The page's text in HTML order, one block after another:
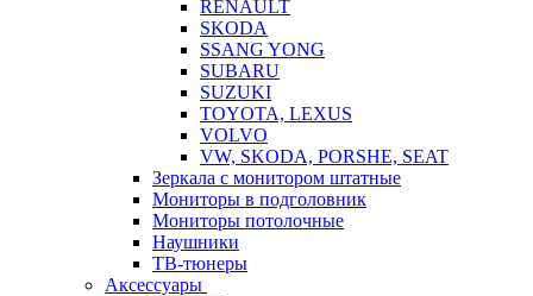
RENAULT
SKODA
SSANG YONG
SUBARU
SUZUKI
TOYOTA, LEXUS
VOLVO
VW, SKODA, PORSHE, SEAT
Зеркала с монитором штатные
Мониторы в подголовник
Мониторы потолочные
Наушники
ТВ-тюнеры
Аксессуары